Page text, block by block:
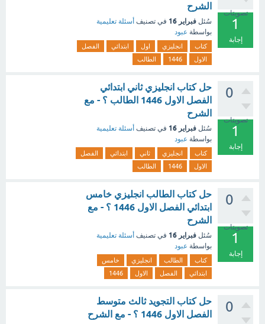
تصويتات
1
إجابة
الشرح
سُئل فبراير 16 في تصنيف أسئلة تعليمية
بواسطة عبود
كتاب انجليزي اول ابتدائي
الفصل
الاول
1446 الطالب
0
تصويتات
1
إجابة
حل كتاب انجليزي ثاني ابتدائي
الفصل الاول 1446 الطالب ؟ - مع
الشرح
سُئل فبراير 16 في تصنيف أسئلة تعليمية
بواسطة عبود
كتاب انجليزي ثاني ابتدائي
الفصل
الاول
1446 الطالب
0
تصويتات
1
إجابة
حل كتاب الطالب انجليزي خامس
ابتدائي الفصل الاول 1446 ؟ - مع
الشرح
سُئل فبراير 16 في تصنيف أسئلة تعليمية
بواسطة عبود
كتاب الطالب انجليزي
خامس
ابتدائي
الفصل الاول 1446
0
حل كتاب التجويد ثالث متوسط
الفصل الاول 1446 ؟ - مع الشرح